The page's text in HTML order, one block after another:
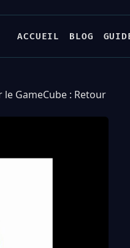
ACCUEIL BLOG
GameCube : Retour